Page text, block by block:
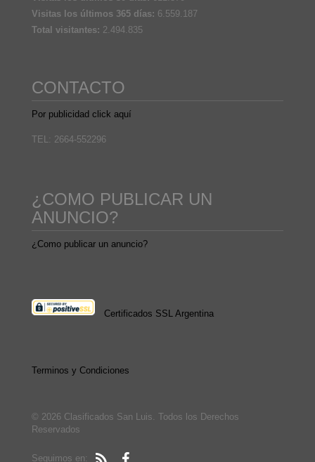
Visitas los últimos 365 días: 6.559.187
Total visitantes: 2.494.835
CONTACTO
Por publicidad click aquí
TEL: 2664-552296
¿COMO PUBLICAR UN
ANUNCIO?
¿Como publicar un anuncio?
Certificados SSL Argentina
Terminos y Condiciones
© 2026 Clasificados San Luis. Todos los Derechos
Reservados
Seguimos en: